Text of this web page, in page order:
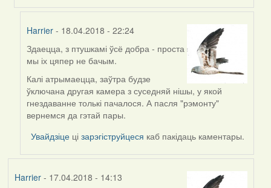
by
Harrier - 18.04.2018 - 22:24
In
reply
to
by
Дарья
Здаецца, з птушкамі ўсё добра - проста
мы іх цяпер не бачым.
Калі атрымаецца, заўтра будзе
ўключана другая камера з суседняй нішы, у якой
гнездаванне толькі пачалося. А пасля "рэмонту"
вернемся да гэтай пары.
Увайдзіце цізарэгіструйцеся каб пакідаць каментары.
Harrier- 17.04.2018 - 14:13